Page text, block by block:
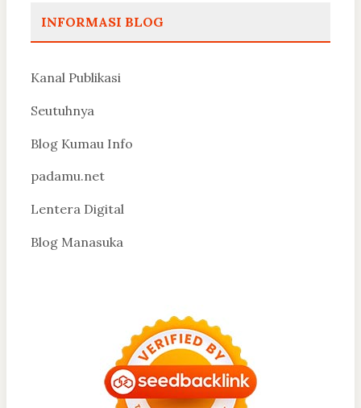
INFORMASI BLOG
Kanal Publikasi
Seutuhnya
Blog Kumau Info
padamu.net
Lentera Digital
Blog Manasuka